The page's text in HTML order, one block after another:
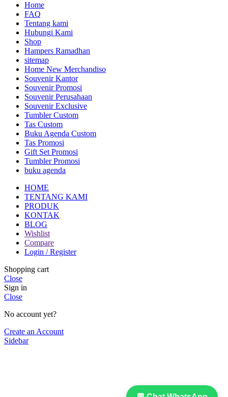
Home
FAQ
Tentang kami
Hubungi Kami
Shop
Hampers Ramadhan
sitemap
Home New Merchandiso
Souvenir Kantor
Souvenir Promosi
Souvenir Perusahaan
Souvenir Exclusive
Tumbler Custom
Tas Custom
Buku Agenda Custom
Tas Promosi
Gift Set Promosi
Tumbler Promosi
buku agenda
HOME
TENTANG KAMI
PRODUK
KONTAK
BLOG
Wishlist
Compare
Login / Register
Shopping cart
Close
Sign in
Close
No account yet?
Create an Account
Sidebar